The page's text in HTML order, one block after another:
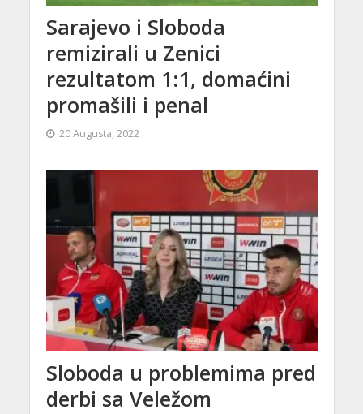
Sarajevo i Sloboda
remizirali u Zenici
rezultatom 1:1, domaćini
promašili i penal
20 Augusta, 2022
Sloboda u problemima pred
derbi sa Veležom